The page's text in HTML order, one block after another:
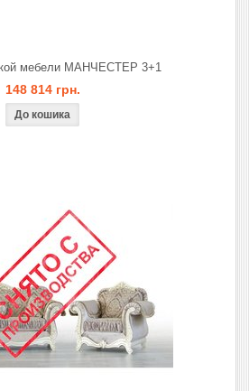
мебели МАНЧЕСТЕР 3+1
148 814 грн.